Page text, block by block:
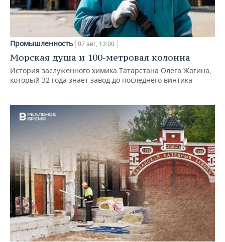
Промышленность 07 авг, 13:00
Морская душа и 100-метровая колонна
История заслуженного химика Татарстана Олега Жогина,
который 32 года знает завод до последнего винтика